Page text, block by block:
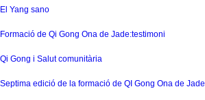
El Yang sano
Formació de Qi Gong Ona de Jade:testimoni
Qi Gong i Salut comunitària
Septima edició de la formació de QI Gong Ona de Jade